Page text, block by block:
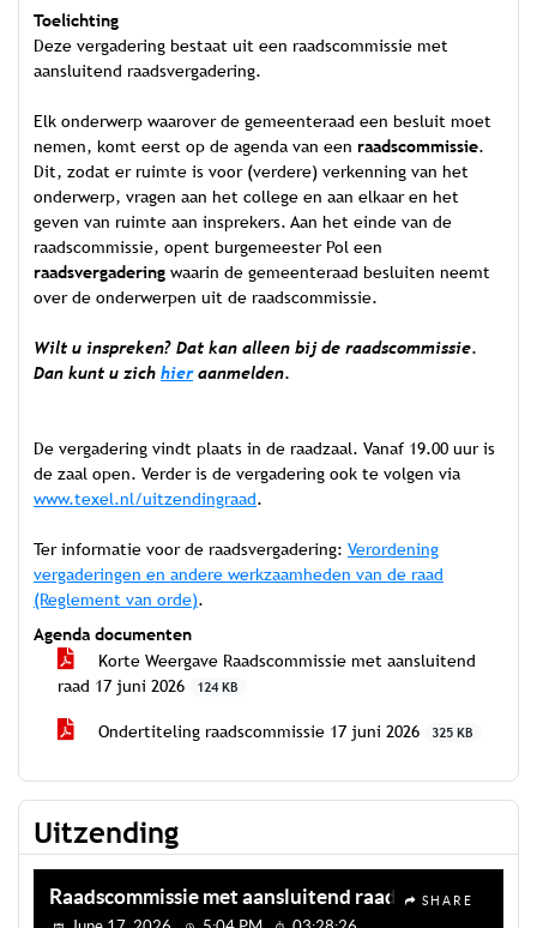
Toelichting
Deze vergadering bestaat uit een raadscommissie met
aansluitend raadsvergadering.
Elk onderwerp waarover de gemeenteraad een besluit moet
nemen, komt eerst op de agenda van een raadscommissie.
Dit, zodat er ruimte is voor (verdere) verkenning van het
onderwerp, vragen aan het college en aan elkaar en het
geven van ruimte aan insprekers. Aan het einde van de
raadscommissie, opent burgemeester Pol een
raadsvergadering waarin de gemeenteraad besluiten neemt
over de onderwerpen uit de raadscommissie.
Wilt u inspreken? Dat kan alleen bij de raadscommissie.
Dan kunt u zich hieraanmelden.
De vergadering vindt plaats in de raadzaal. Vanaf 19.00 uur is
de zaal open. Verder is de vergadering ook te volgen via
www.texel.nl/uitzendingraad.
Ter informatie voor de raadsvergadering: Verordening
vergaderingen en andere werkzaamheden van de raad
(Reglement van orde).
Agenda documenten
Korte Weergave Raadscommissie met aansluitend
raad 17 juni 2026
124 KB
Ondertiteling raadscommissie 17 juni 2026 325 KB
Uitzending